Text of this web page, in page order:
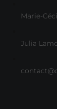
Marie-
Julia